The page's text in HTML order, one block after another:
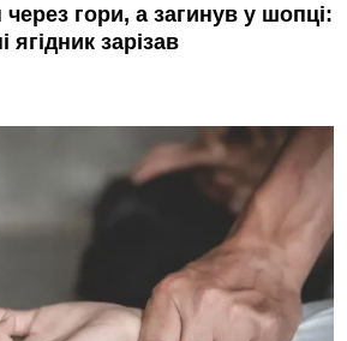
через гори, а загинув у шопці:
зарізав